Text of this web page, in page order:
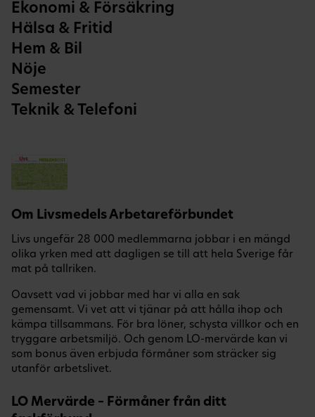
Ekonomi & Försäkring
Hälsa & Fritid
Hem & Bil
Nöje
Semester
Teknik & Telefoni
Om Livsmedels Arbetareförbundet
Livs ungefär 28 000 medlemmarna jobbar i en mängd
olika yrken med att dagligen se till att hela Sverige får
mat på tallriken.
Oavsett vad vi jobbar med har vi alla en sak
gemensamt. Vi vet att vi tjänar på att hålla ihop och
kämpa tillsammans. För bra löner, schysta villkor och en
tryggare arbetsmiljö. Och genom LO-mervärde kan vi
som bonus även erbjuda förmåner som sträcker sig
utanför arbetslivet.
LO Mervärde – Förmåner från ditt